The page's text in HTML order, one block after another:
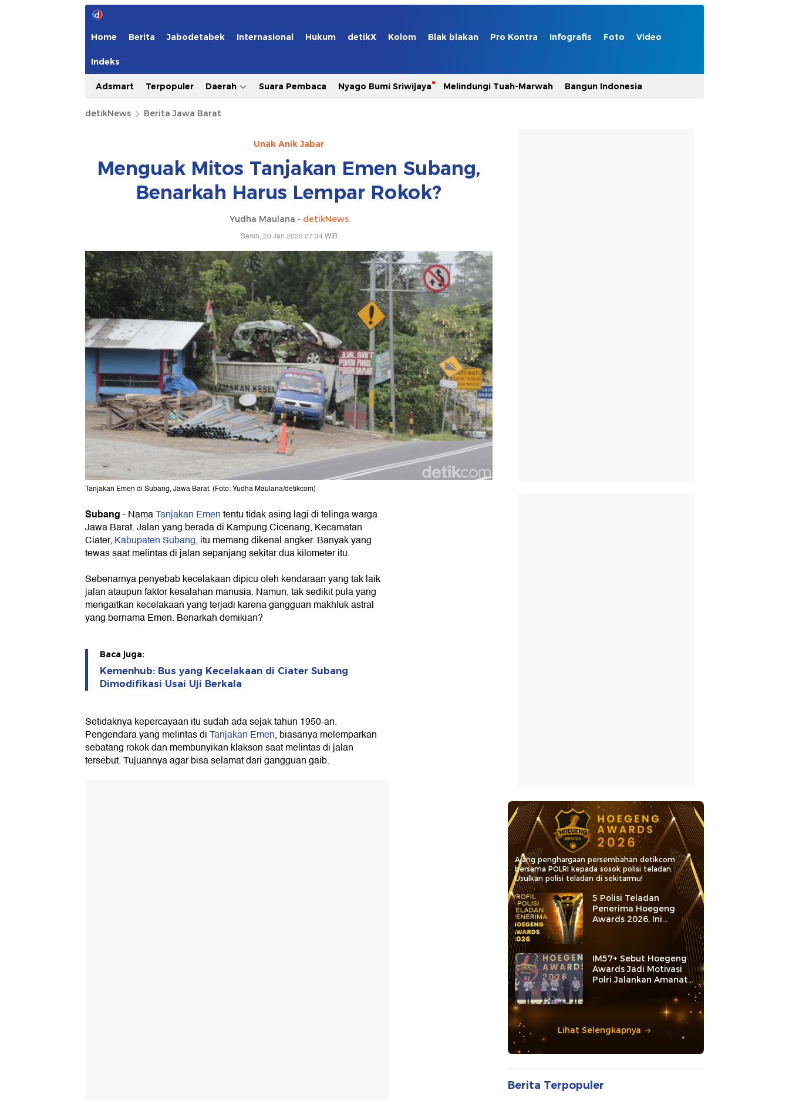
Home Berita Jabodetabek Internasional Hukum detikX Kolom Blak blakan Pro Kontra Infografis Foto Video
Indeks
Adsmart Terpopuler Daerah Suara Pembaca Nyago Bumi Sriwijaya Melindungi Tuah-Marwah Bangun Indonesia
detikNews Berita Jawa Barat
Unak Anik Jabar
Menguak Mitos Tanjakan Emen Subang,
Benarkah Harus Lempar Rokok?
Yudha Maulana - detikNews
Senin, 20 Jan 2020 07:34 WIB
Tanjakan Emen di Subang, Jawa Barat. (Foto: Yudha Maulana/detikcom)
Subang- NamaTanjakan Emententu tidak asing lagi di telinga warga
Jawa Barat. Jalan yang berada di Kampung Cicenang, Kecamatan
Ciater, Kabupaten Subang, itu memang dikenal angker. Banyak yang
tewas saat melintas di jalan sepanjang sekitar dua kilometer itu.
Sebenarnya penyebab kecelakaan dipicu oleh kendaraan yang tak laik
jalan ataupun faktor kesalahan manusia. Namun, tak sedikit pula yang
mengaitkan kecelakaan yang terjadi karena gangguan makhluk astral
yang bernama Emen. Benarkah demikian?
Baca juga:
Kemenhub: Bus yang Kecelakaan di Ciater Subang
Dimodifikasi Usai Uji Berkala
Setidaknya kepercayaan itu sudah ada sejak tahun 1950-an.
Pengendara yang melintas diTanjakan Emen, biasanya melemparkan
sebatang rokok dan membunyikan klakson saat melintas di jalan
tersebut. Tujuannya agar bisa selamat dari gangguan gaib.
Ajang penghargaan persembahan detikcom
bersama POLRI kepada sosok polisi teladan.
Usulkan polisi teladan di sekitarmu!
5 Polisi Teladan
Penerima Hoegeng
Awards 2026, Ini
Kategori dan Kiprahnya
IM57+ Sebut Hoegeng
Awards Jadi Motivasi
Polri Jalankan Amanat
Lihat Selengkapnya
Berita Terpopuler